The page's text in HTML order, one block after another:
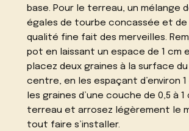
base. Pour le terreau, un mélange
égales de tourbe concassée et
qualité fine fait des merveilles.
pot en laissant un espace de 1 cm
placez deux graines à la surface
centre, en les espaçant d’environ 1
les graines d’une couche de 0,5 à 1
terreau et arrosez légèrement le
tout faire s’installer.